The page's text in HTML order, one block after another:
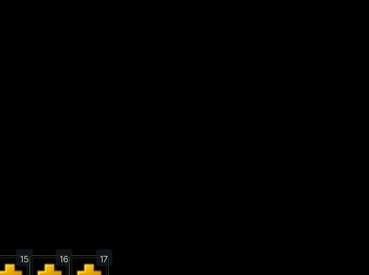
15 16 17